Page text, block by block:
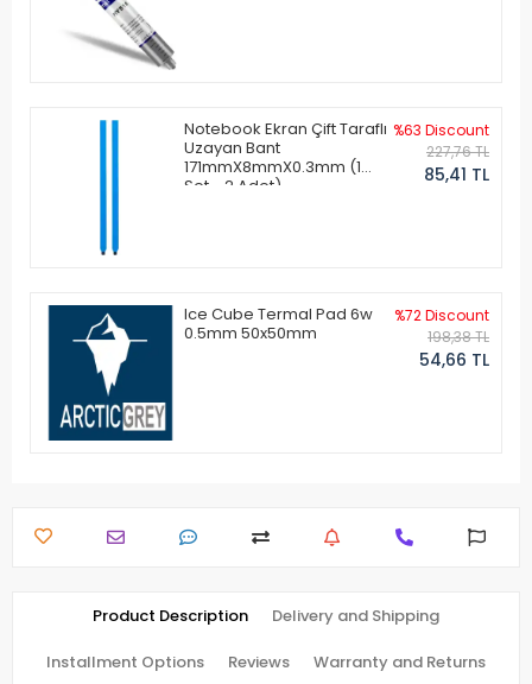
Notebook Ekran Çift Taraflı
Uzayan Bant
171mmX8mmX0.3mm (1
Set - 2 Adet)
%63 Discount
227,76 TL
85,41 TL
Ice Cube Termal Pad 6w
0.5mm 50x50mm
%72 Discount
198,38 TL
54,66 TL
Product Description Delivery and Shipping
Installment Options Reviews Warranty and Returns